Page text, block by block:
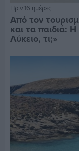
Πριν 16 ημέρες
Από τον
και τα παιδιά:
Λύκειο, τι;»